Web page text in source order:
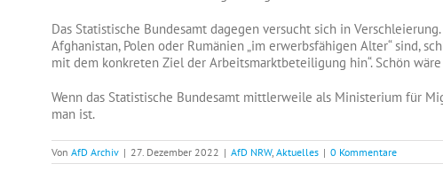
Das Statistische Bundesamt dagegen versucht sich in
Afghanistan, Polen oder Rumänien „im erwerbsfähigen Alter“ sind,
mit dem konkreten Ziel der Arbeitsmarktbeteiligung hin“. Schön
Wenn das Statistische Bundesamt mittlerweile als Ministerium für
man ist.
Von AfD Archiv | 27. Dezember 2022 | AfD NRW, Aktuelles | 0 Kommentare